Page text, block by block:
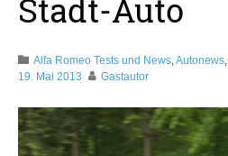
Stadt-Auto
Alfa Romeo Tests und News,Autonews,
19. Mai 2013
Gastautor